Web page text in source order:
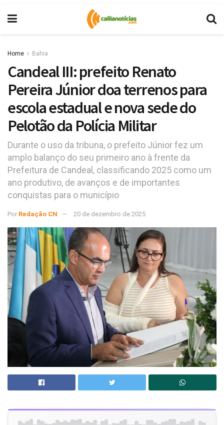
Home Bahia
Candeal III: prefeito Renato
Pereira Júnior doa terrenos para
escola estadual e nova sede do
Pelotão da Polícia Militar
Durante o uso da tribuna, o prefeito Júnior fez um
amplo balanço do seu primeiro ano à frente da
Prefeitura de Candeal, classificando 2025 como um
ano produtivo, de avanços e de importantes
conquistas para o município
Por Redação CN 20 de dezembro de 2025